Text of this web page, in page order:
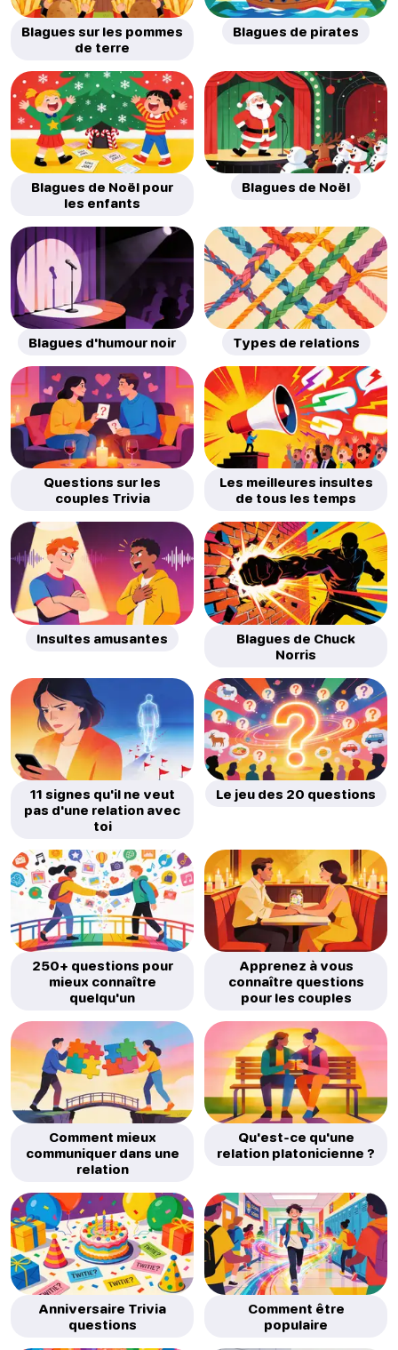
Blagues sur les pommes
de terre
Blagues de pirates
Blagues de Noël pour
les enfants
Blagues de Noël
Blagues d'humour noir Types de relations
Questions sur les
couples Trivia
Les meilleures insultes
de tous les temps
Insultes amusantes
Blagues de Chuck
Norris
11 signes qu'il ne veut
pas d'une relation avec
toi
Le jeu des 20 questions
250+ questions pour
mieux connaître
quelqu'un
Apprenez à vous
connaître questions
pour les couples
Comment mieux
communiquer dans une
relation
Qu'est-ce qu'une
relation platonicienne ?
Anniversaire Trivia
questions
Comment être
populaire